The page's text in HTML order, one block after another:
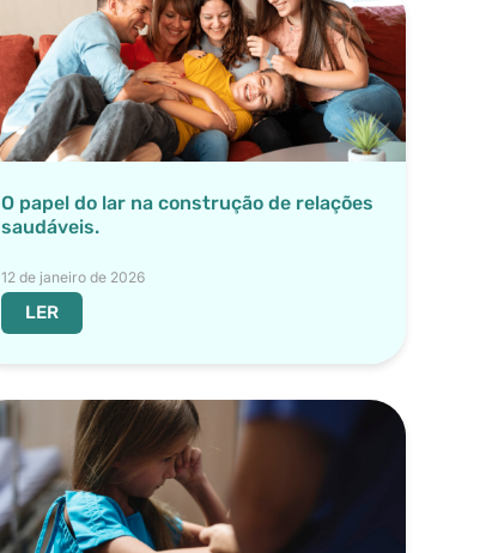
O papel do lar na construção de relações
saudáveis.
12 de janeiro de 2026
LER